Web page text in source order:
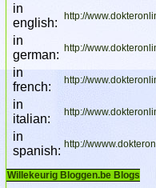
in
english:
http://
in
german: http://
in
french:
http://
in
italian:
http://
in
spanish: http://
Willekeurig Bloggen.be Blogs